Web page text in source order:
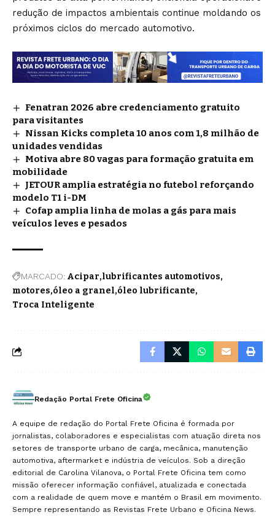
redução de impactos ambientais continue moldando os
próximos ciclos do mercado automotivo.
Fenatran 2026 abre credenciamento gratuito
para visitantes
Nissan Kicks completa 10 anos com 1,8 milhão de
unidades vendidas
Motiva abre 80 vagas para formação gratuita em
mobilidade
JETOUR amplia estratégia no futebol reforçando
modelo T1 i-DM
Cofap amplia linha de molas a gás para mais
veículos leves e pesados
MARCADO: Acipar lubrificantes automotivos
motores óleo a granel óleo lubrificante
Troca Inteligente
Redação Portal Frete Oficina
A equipe de redação do Portal Frete Oficina é formada por
jornalistas, colaboradores e especialistas com atuação direta nos
setores de transporte urbano de carga, mecânica, manutenção
automotiva, aftermarket e indústria de veículos. Sob a direção
editorial de Carolina Vilanova, o Portal Frete Oficina tem como
missão oferecer informação confiável, atualizada e conectada
com a realidade de quem move e mantém o Brasil em movimento.
Sempre representando as Revistas Frete Urbano e Oficina News.